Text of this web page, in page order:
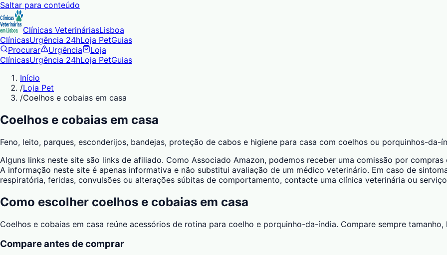
Saltar para conteúdo
Clínicas VeterináriasLisboa
ClínicasUrgência 24hLoja PetGuias
Procurar
Urgência
Loja
ClínicasUrgência 24hLoja PetGuias
Início
/Loja Pet
/Coelhos e cobaias em casa
Coelhos e cobaias em casa
Feno, leito, parques, esconderijos, bandejas, proteção de cabos e higiene para casa com coelhos ou porquinhos-da-
Alguns links neste site são links de afiliado. Como Associado Amazon, podemos receber uma comissão por
A informação neste site é apenas informativa e não substitui avaliação de um médico veterinário. Em caso de
respiratória, feridas, convulsões ou alterações súbitas de comportamento, contacte uma clínica veterinária ou
Como escolher coelhos e cobaias em casa
Coelhos e cobaias em casa reúne acessórios de rotina para coelho e porquinho-da-índia. Compare sempre
Compare antes de comprar